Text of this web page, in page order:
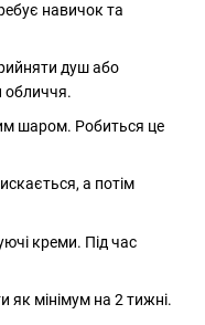
навичок та
душ або
обличчя.
шаром. Робиться це
а потім
креми. Під час
як мінімум на 2 тижні.